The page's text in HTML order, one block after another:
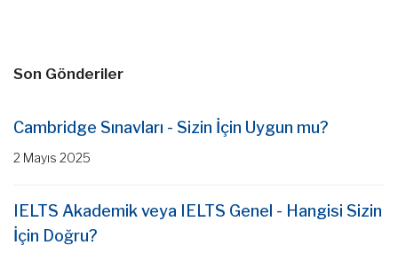
Son Gönderiler
Cambridge Sınavları - Sizin İçin Uygun mu?
2 Mayıs 2025
IELTS Akademik veya IELTS Genel - Hangisi Sizin
İçin Doğru?